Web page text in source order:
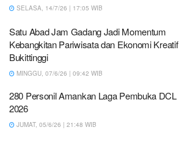
SELASA, 14/7/26 | 17:05 WIB
Satu Abad Jam Gadang Jadi Momentum
Kebangkitan Pariwisata dan Ekonomi Kreatif
Bukittinggi
MINGGU, 07/6/26 | 09:42 WIB
280 Personil Amankan Laga Pembuka DCL
2026
JUMAT, 05/6/26 | 21:48 WIB